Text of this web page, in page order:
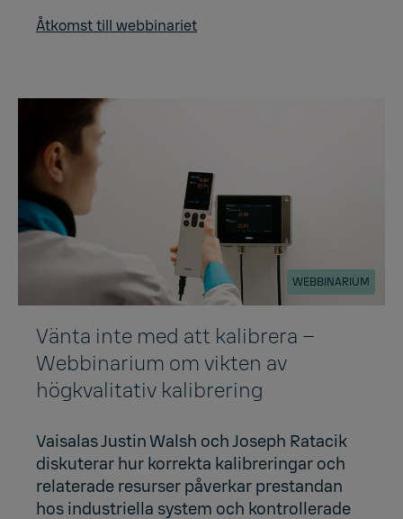
Åtkomst till webbinariet
WEBBINARIUM
Vänta inte med att kalibrera –
Webbinarium om vikten av
högkvalitativ kalibrering
Vaisalas Justin Walsh och Joseph Ratacik
diskuterar hur korrekta kalibreringar och
relaterade resurser påverkar prestandan
hos industriella system och kontrollerade